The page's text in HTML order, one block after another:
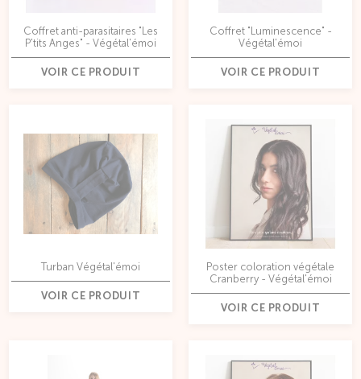
Coffret anti-parasitaires "Les
P'tits Anges" - Végétal'émoi
VOIR CE PRODUIT
Coffret "Luminescence" -
Végétal'émoi
VOIR CE PRODUIT
Turban Végétal'émoi
VOIR CE PRODUIT
Poster coloration végétale
Cranberry - Végétal'émoi
VOIR CE PRODUIT